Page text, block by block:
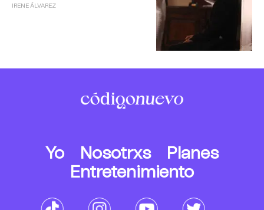
IRENE ÁLVAREZ
Yo Nosotrxs
Planes
Entretenimiento